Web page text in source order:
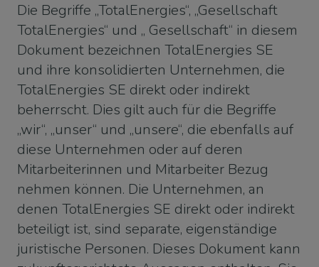
Die Begriffe „TotalEnergies“, „Gesellschaft
TotalEnergies“ und „ Gesellschaft“ in diesem
Dokument bezeichnen TotalEnergies SE
und ihre konsolidierten Unternehmen, die
TotalEnergies SE direkt oder indirekt
beherrscht. Dies gilt auch für die Begriffe
„wir“, „unser“ und „unsere“, die ebenfalls auf
diese Unternehmen oder auf deren
Mitarbeiterinnen und Mitarbeiter Bezug
nehmen können. Die Unternehmen, an
denen TotalEnergies SE direkt oder indirekt
beteiligt ist, sind separate, eigenständige
juristische Personen. Dieses Dokument kann